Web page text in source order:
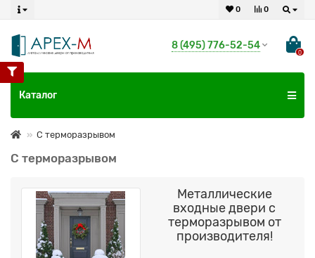
0
0
8 (495) 776-52-54
0
Каталог
С терморазрывом
С терморазрывом
Металлические
входные двери с
терморазрывом от
производителя!